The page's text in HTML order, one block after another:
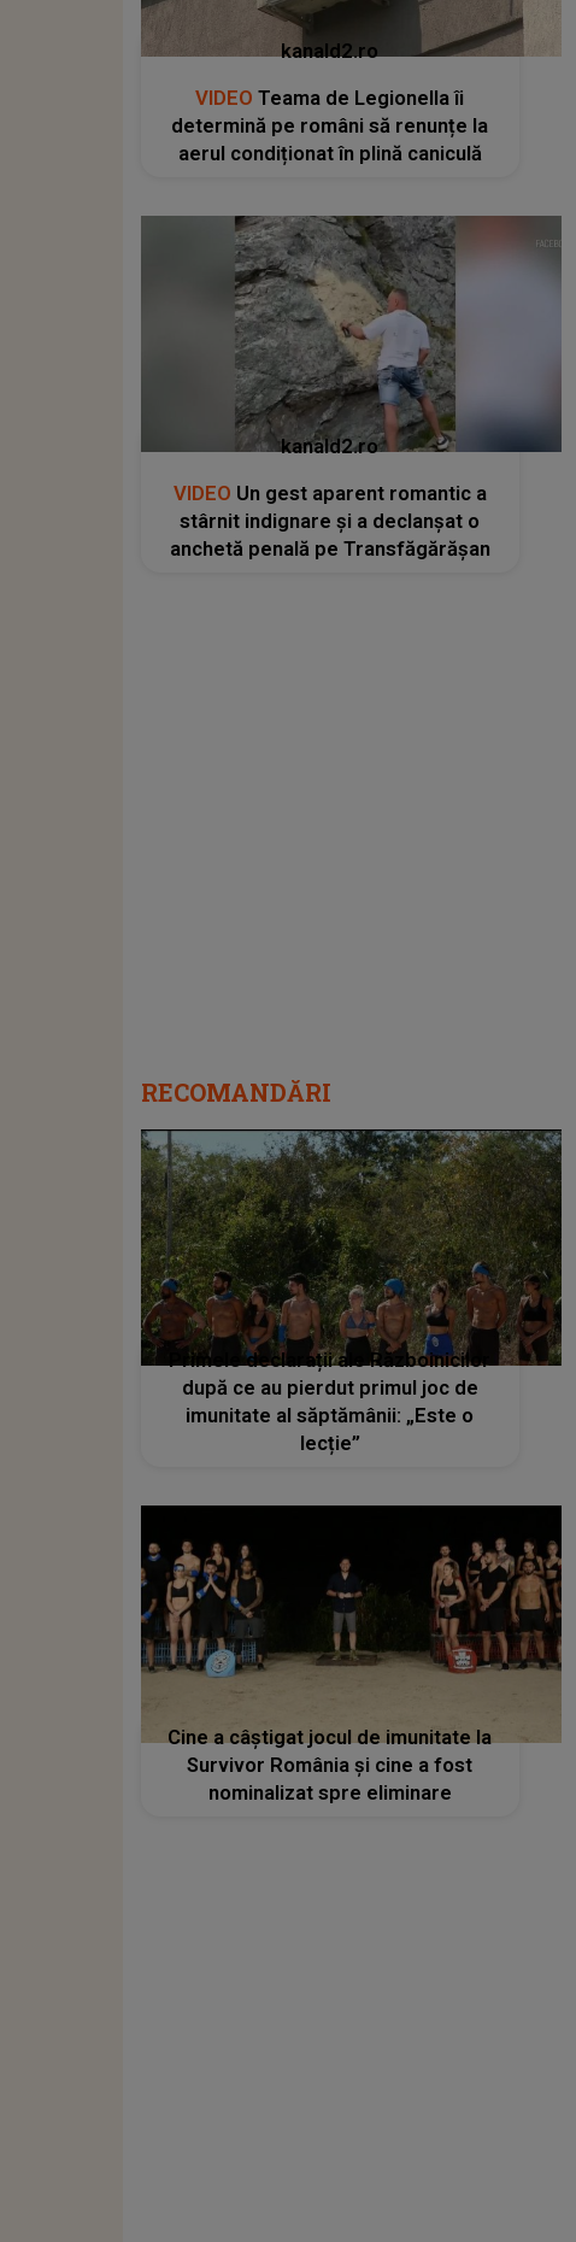
kanald2.ro
VIDEO Teama de Legionella îi
determină pe români să renunțe la
aerul condiționat în plină caniculă
kanald2.ro
VIDEO Un gest aparent romantic a
stârnit indignare și a declanșat o
anchetă penală pe Transfăgărășan
RECOMANDĂRI
Primele declarații ale Războinicilor
după ce au pierdut primul joc de
imunitate al săptămânii: „Este o
lecție”
Cine a câștigat jocul de imunitate la
Survivor România și cine a fost
nominalizat spre eliminare